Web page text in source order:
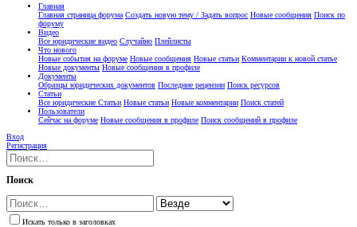
Главная
Главная страница форума Создать новую тему / Задать вопрос Новые сообщения Поиск по
форуму
Видео
Все юридические видео Случайно Плейлисты
Что нового
Новые события на форуме Новые сообщения Новые статьи Комментарии к новой статье
Новые документы Новые сообщения в профиле
Документы
Образцы юридических документов Последние рецензии Поиск ресурсов
Статьи
Все юридические Статьи Новые статьи Новые комментарии Поиск статей
Пользователи
Сейчас на форуме Новые сообщения в профиле Поиск сообщений в профиле
Вход
Регистрация
Поиск
Искать только в заголовках